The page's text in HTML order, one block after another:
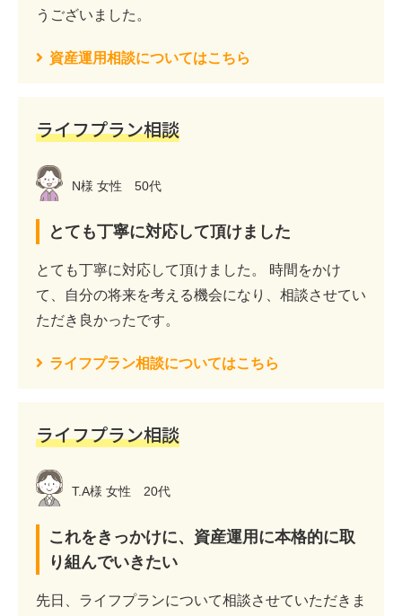
うございました。
資産運用相談についてはこちら
ライフプラン相談
N様 女性 50代
とても丁寧に対応して頂けました
とても丁寧に対応して頂けました。 時間をかけ
て、自分の将来を考える機会になり、相談させてい
ただき良かったです。
ライフプラン相談についてはこちら
ライフプラン相談
T.A様 女性 20代
これをきっかけに、資産運用に本格的に取
り組んでいきたい
先日、ライフプランについて相談させていただきま